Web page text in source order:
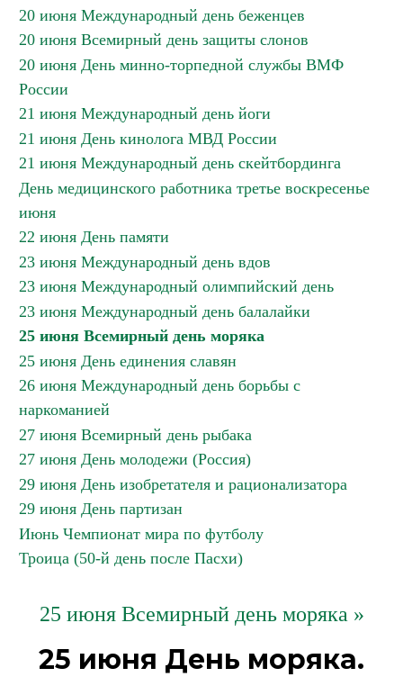
20 июня Международный день беженцев
20 июня Всемирный день защиты слонов
20 июня День минно-торпедной службы ВМФ
России
21 июня Международный день йоги
21 июня День кинолога МВД России
21 июня Международный день скейтбординга
День медицинского работника третье воскресенье
июня
22 июня День памяти
23 июня Международный день вдов
23 июня Международный олимпийский день
23 июня Международный день балалайки
25 июня Всемирный день моряка
25 июня День единения славян
26 июня Международный день борьбы с
наркоманией
27 июня Всемирный день рыбака
27 июня День молодежи (Россия)
29 июня День изобретателя и рационализатора
29 июня День партизан
Июнь Чемпионат мира по футболу
Троица (50-й день после Пасхи)
25 июня Всемирный день моряка »
25 июня День моряка.